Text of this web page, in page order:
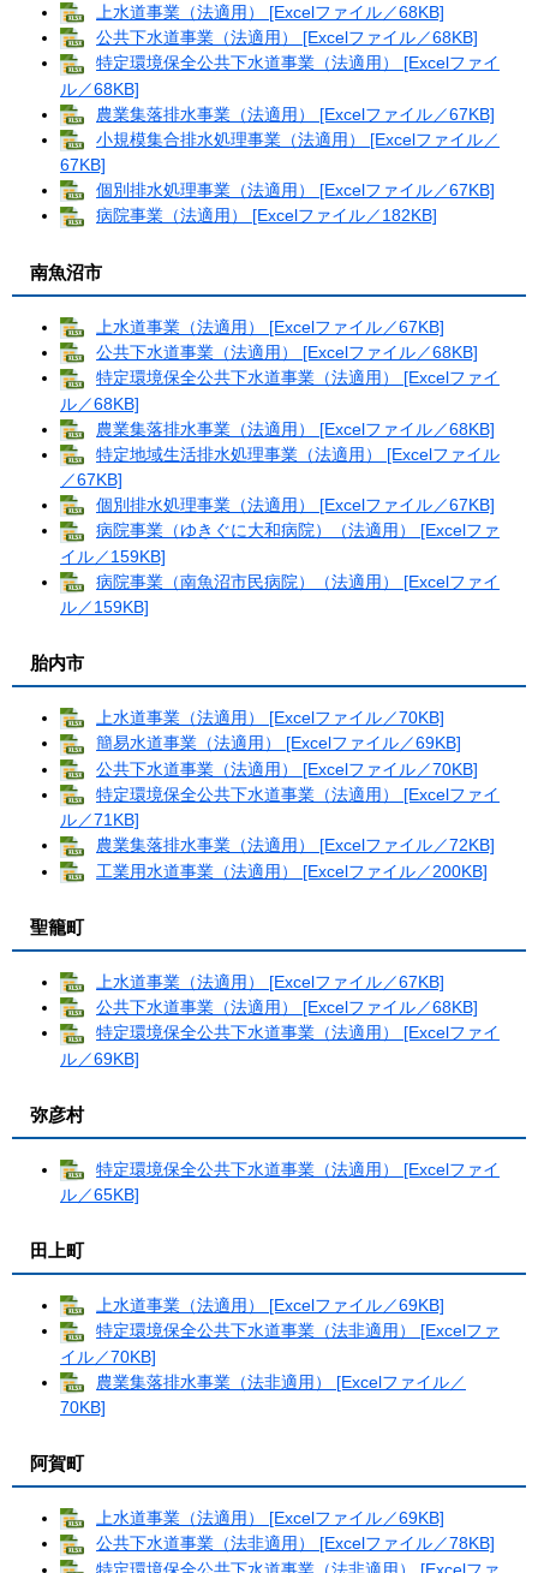
上水道事業（法適用） [Excelファイル／68KB]
公共下水道事業（法適用） [Excelファイル／68KB]
特定環境保全公共下水道事業（法適用） [Excelファイ
ル／68KB]
農業集落排水事業（法適用） [Excelファイル／67KB]
小規模集合排水処理事業（法適用） [Excelファイル／
67KB]
個別排水処理事業（法適用） [Excelファイル／67KB]
病院事業（法適用） [Excelファイル／182KB]
南魚沼市
上水道事業（法適用） [Excelファイル／67KB]
公共下水道事業（法適用） [Excelファイル／68KB]
特定環境保全公共下水道事業（法適用） [Excelファイ
ル／68KB]
農業集落排水事業（法適用） [Excelファイル／68KB]
特定地域生活排水処理事業（法適用） [Excelファイル
／67KB]
個別排水処理事業（法適用） [Excelファイル／67KB]
病院事業（ゆきぐに大和病院）（法適用） [Excelファ
イル／159KB]
病院事業（南魚沼市民病院）（法適用） [Excelファイ
ル／159KB]
胎内市
上水道事業（法適用） [Excelファイル／70KB]
簡易水道事業（法適用） [Excelファイル／69KB]
公共下水道事業（法適用） [Excelファイル／70KB]
特定環境保全公共下水道事業（法適用） [Excelファイ
ル／71KB]
農業集落排水事業（法適用） [Excelファイル／72KB]
工業用水道事業（法適用） [Excelファイル／200KB]
聖籠町
上水道事業（法適用） [Excelファイル／67KB]
公共下水道事業（法適用） [Excelファイル／68KB]
特定環境保全公共下水道事業（法適用） [Excelファイ
ル／69KB]
弥彦村
特定環境保全公共下水道事業（法適用） [Excelファイ
ル／65KB]
田上町
上水道事業（法適用） [Excelファイル／69KB]
特定環境保全公共下水道事業（法非適用） [Excelファ
イル／70KB]
農業集落排水事業（法非適用） [Excelファイル／
70KB]
阿賀町
上水道事業（法適用） [Excelファイル／69KB]
公共下水道事業（法非適用） [Excelファイル／78KB]
特定環境保全公共下水道事業（法非適用） [Excelファ